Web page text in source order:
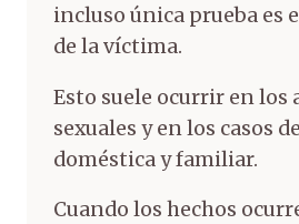
incluso única prueba es
de la víctima.
Esto suele ocurrir en los
sexuales y en los casos
doméstica y familiar.
Cuando los hechos